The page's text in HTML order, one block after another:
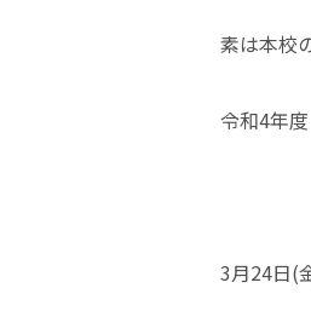
素は本校
令和4年
3月24日